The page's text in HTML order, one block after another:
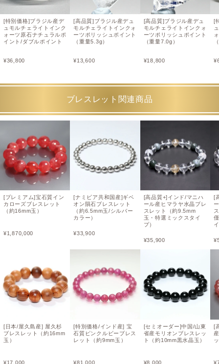
[特別価格]ブラジル産デ
ュモルチェライトインク
ォーツ原石ナチュラルポ
イント/ダブルポイント
¥36,800
[高品質]ブラジル産デュ
モルチェライトインクォ
ーツポリッシュポイント
（重量5.3g）
¥13,600
[高品質]ブラジル産デュ
モルチェライトインクォ
ーツポリッシュポイント
（重量7.0g）
¥18,800
[
¥
ブレスレット関連商品
[プレミアム]宝石質イン
カローズブレスレット
（約16mm玉）
¥1,870,000
[日本/屋久島産] 屋久杉
ブレスレット（約16mm
玉）
¥17,000
[ナミビア共和国産]ギベ
オン隕石ブレスレット
（約6.5mm玉/シルバー
カラー）
¥33,900
[特別価格/インド産] 宝
石質ピンクルビーブレス
レット（約9mm玉）
¥81,000
[高品質+]インド/マニハ
ール産ヒマラヤ水晶ブレ
スレット（約9.5mm
玉・特選ミックスタイ
プ）
¥35,900
[セミオーダー]中国/山東
省産モリオンブレスレッ
ト（約10mm黒水晶玉）
¥8,000
[
¥
[
¥